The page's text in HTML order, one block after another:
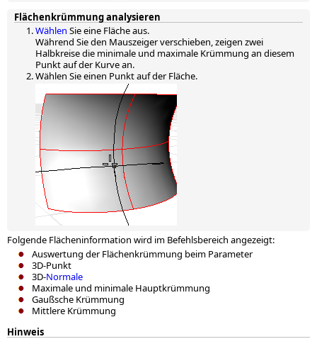
Flächenkrümmung analysieren
Wählen Sie eine Fläche aus.
Während Sie den Mauszeiger verschieben, zeigen zwei
Halbkreise die minimale und maximale Krümmung an diesem
Punkt auf der Kurve an.
Wählen Sie einen Punkt auf der Fläche.
Folgende Flächeninformation wird im Befehlsbereich angezeigt:
Auswertung der Flächenkrümmung beim Parameter
3D-Punkt
3D-Normale
Maximale und minimale Hauptkrümmung
Gaußsche Krümmung
Mittlere Krümmung
Hinweis